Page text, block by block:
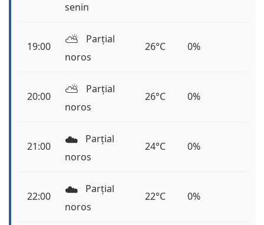
senin
19:00 ⛅️
Parțial
noros
26°C 0%
20:00 ⛅️
Parțial
noros
26°C 0%
21:00 ☁️
Parțial
noros
24°C 0%
22:00 ☁️
Parțial
noros
22°C 0%